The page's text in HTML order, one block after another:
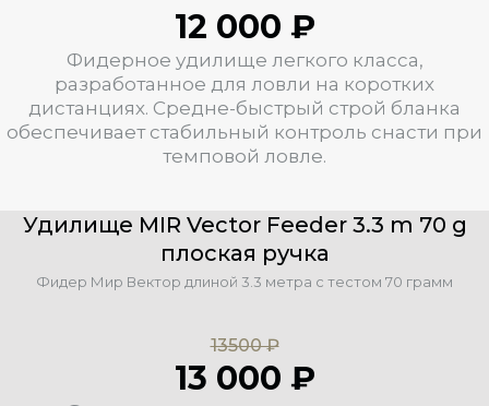
12 000 ₽
Фидерное удилище легкого класса,
разработанное для ловли на коротких
дистанциях. Средне-быстрый строй бланка
обеспечивает стабильный контроль снасти при
темповой ловле.
Удилище MIR Vector Feeder 3.3 m 70 g
плоская ручка
Фидер Мир Вектор длиной 3.3 метра с тестом 70 грамм
13500 ₽
13 000 ₽